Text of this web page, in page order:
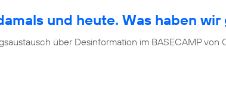
und heute. Was haben wir
über Desinformation im BASECAMP von